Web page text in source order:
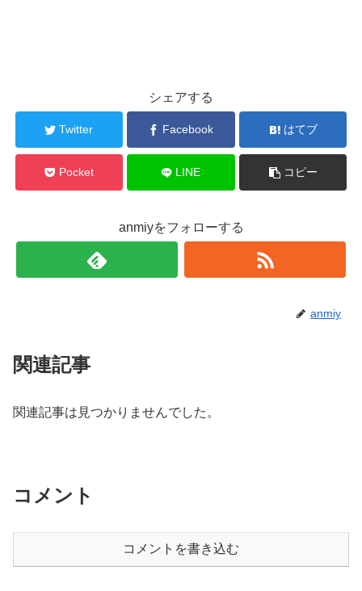
シェアする
Twitter Facebook はてブ
Pocket LINE コピー
anmiyをフォローする
anmiy
関連記事
関連記事は見つかりませんでした。
コメント
コメントを書き込む